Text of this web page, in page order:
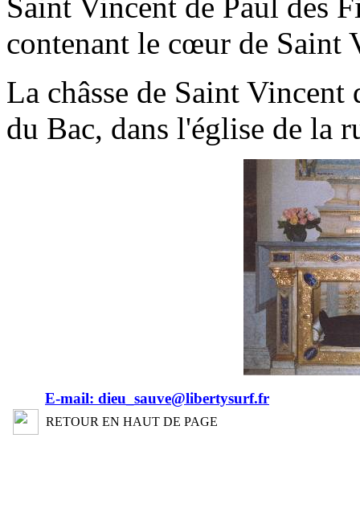
contenant le cœur de Saint
La châsse de Saint Vincent
du Bac, dans l'église de la
E-mail: dieu_sauve@libertysurf.fr
RETOUR EN HAUT DE PAGE